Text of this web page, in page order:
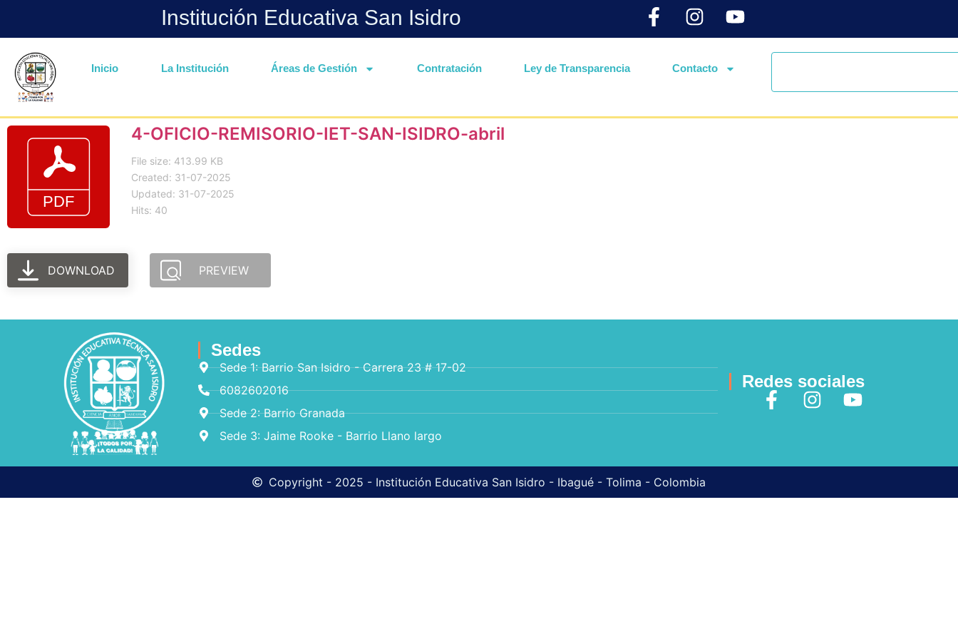
Institución Educativa San Isidro
Inicio La Institución Áreas de Gestión Contratación Ley de Transparencia Contacto
4-OFICIO-REMISORIO-IET-SAN-ISIDRO-abril
File size: 413.99 KB
Created: 31-07-2025
Updated: 31-07-2025
Hits: 40
DOWNLOAD PREVIEW
Sedes
Sede 1: Barrio San Isidro - Carrera 23 # 17-02
6082602016
Sede 2: Barrio Granada
Sede 3: Jaime Rooke - Barrio Llano largo
Redes sociales
Copyright - 2025 - Institución Educativa San Isidro - Ibagué - Tolima - Colombia